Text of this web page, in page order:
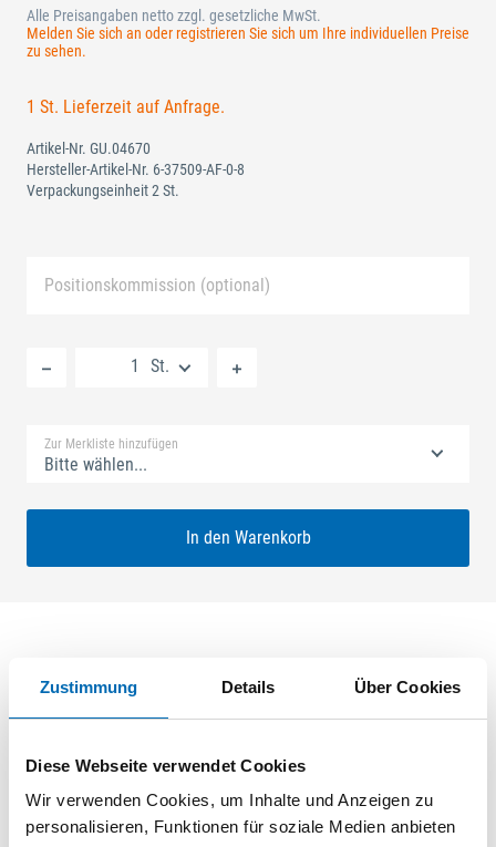
Zustimmung Details Über Cookies
Diese Webseite verwendet Cookies
Wir verwenden Cookies, um Inhalte und Anzeigen zu
personalisieren, Funktionen für soziale Medien anbieten
Alle Preisangaben netto zzgl. gesetzliche MwSt.
Melden Sie sich an oder registrieren Sie sich um Ihre individuellen Preise
zu sehen.
1 St. Lieferzeit auf Anfrage.
Artikel-Nr. GU.04670
Hersteller-Artikel-Nr. 6-37509-AF-0-8
Verpackungseinheit 2 St.
Positionskommission (optional)
St.
Zur Merkliste hinzufügen
Bitte wählen...
In den Warenkorb
Produktbeschreibung
Kennkerbe: 890mm Flachstulp 16x2,5mm L:1750,0mm Eckig
Türen A-Öffner: optional Edelstahl geschliffen